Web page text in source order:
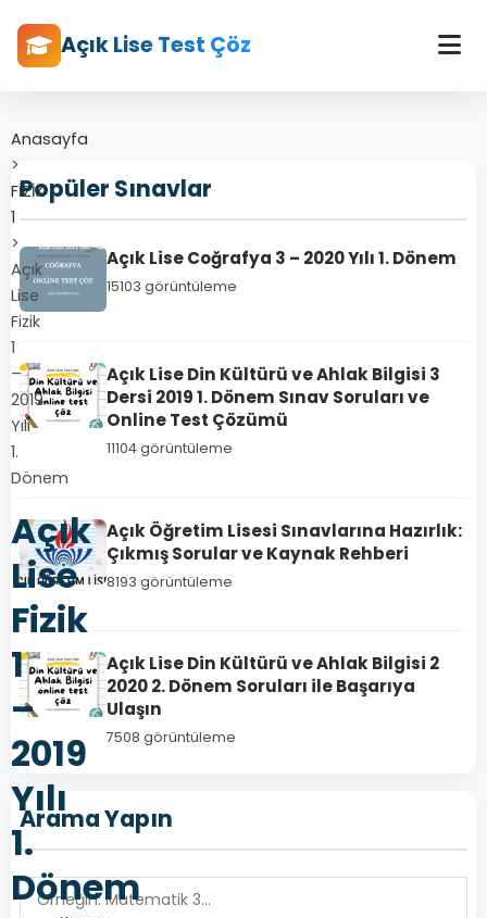
Açık Lise Test Çöz
Anasayfa
>
FİZİK
1
>
Açık
Lise
Fizik
1
–
2019
Yılı
1.
Dönem
Açık
Lise
Fizik
1
–
2019
Yılı
1.
Dönem
Popüler Sınavlar
Açık Lise Coğrafya 3 – 2020 Yılı 1. Dönem
15103 görüntüleme
Açık Lise Din Kültürü ve Ahlak Bilgisi 3
Dersi 2019 1. Dönem Sınav Soruları ve
Online Test Çözümü
11104 görüntüleme
Açık Öğretim Lisesi Sınavlarına Hazırlık:
Çıkmış Sorular ve Kaynak Rehberi
8193 görüntüleme
Açık Lise Din Kültürü ve Ahlak Bilgisi 2
2020 2. Dönem Soruları ile Başarıya
Ulaşın
7508 görüntüleme
Arama Yapın